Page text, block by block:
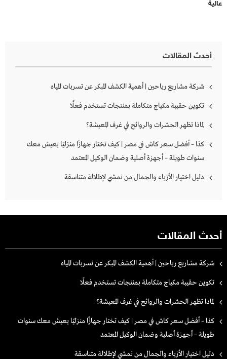
عالية
أحدث المقالات
شركة مشاريع رياحين | أهمية الكشف المبكر عن تسربات المياه
تكوين حقيبة مكياج متكاملة بمنتجات تستخدم فعلًا
لماذا تظهر الحشرات والروائح في غرف المعيشة؟
كذا – أفضل سعر كاش في مصر | كيف تختار جهازًا منزليًا يعيش معك
سنوات طويلة – أجهزة أصلية وضمان الوكيل المعتمد
دليل اختيار الأزياء والجمال من نمشي لإطلالة متناسقة
أحدث المقالات
شركة مشاريع رياحين | أهمية الكشف المبكر عن تسربات المياه
تكوين حقيبة مكياج متكاملة بمنتجات تستخدم فعلًا
لماذا تظهر الحشرات والروائح في غرف المعيشة؟
كذا – أفضل سعر كاش في مصر | كيف تختار جهازًا منزليًا يعيش معك سنوات
طويلة – أجهزة أصلية وضمان الوكيل المعتمد
دليل اختيار الأزياء والجمال من نمشي لإطلالة متناسقة